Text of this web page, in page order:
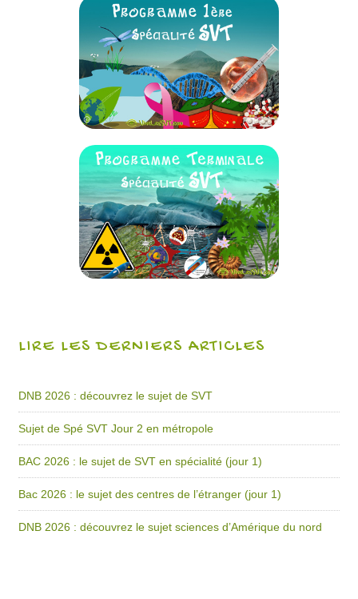
LIRE LES DERNIERS ARTICLES
DNB 2026 : découvrez le sujet de SVT
Sujet de Spé SVT Jour 2 en métropole
BAC 2026 : le sujet de SVT en spécialité (jour 1)
Bac 2026 : le sujet des centres de l’étranger (jour 1)
DNB 2026 : découvrez le sujet sciences d’Amérique du nord